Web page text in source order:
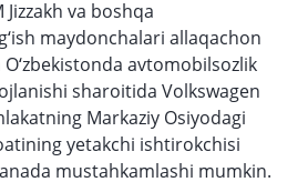
va boshqa
maydonchalari allaqachon
avtomobilsozlik
sharoitida Volkswagen
Markaziy Osiyodagi
yetakchi ishtirokchisi
mustahkamlashi mumkin.